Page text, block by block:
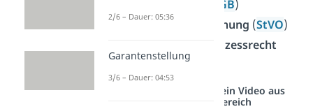
Strafgesetzbuch
StGB)
Straßenverkehrsordnung (StVO)
Verfahrens – und Prozessrecht
Sozialrecht
Studyflix vernetzt: Hier ein Video aus
einem anderen Bereich
2/6 – Dauer: 05:36
Garantenstellung
3/6 – Dauer: 04:53